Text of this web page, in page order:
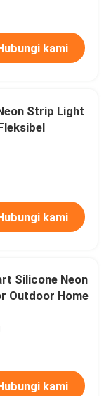
kami
Strip Light
kami
Silicone Neon
Outdoor Home
kami